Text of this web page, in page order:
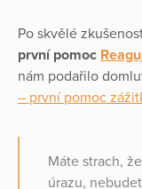
Po skvělé
první pomoc
nám podařilo
– první pomoc
Máte strach,
úrazu,